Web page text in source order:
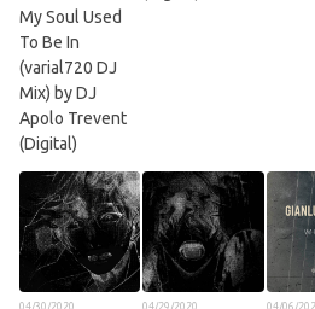
My Soul Used
To Be In
(varial720 DJ
Mix) by DJ
Apolo Trevent
(Digital)